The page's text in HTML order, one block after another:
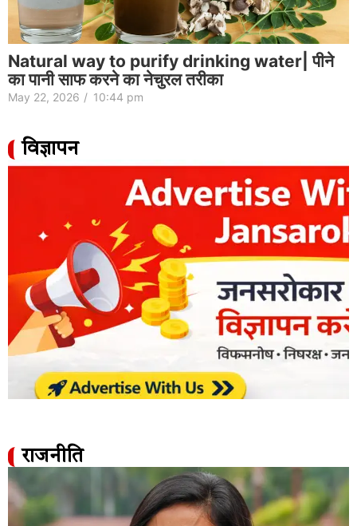
Natural way to purify drinking water| पीने
का पानी साफ करने का नेचुरल तरीका
May 22, 2026 / 10:44 pm
विज्ञापन
राजनीति